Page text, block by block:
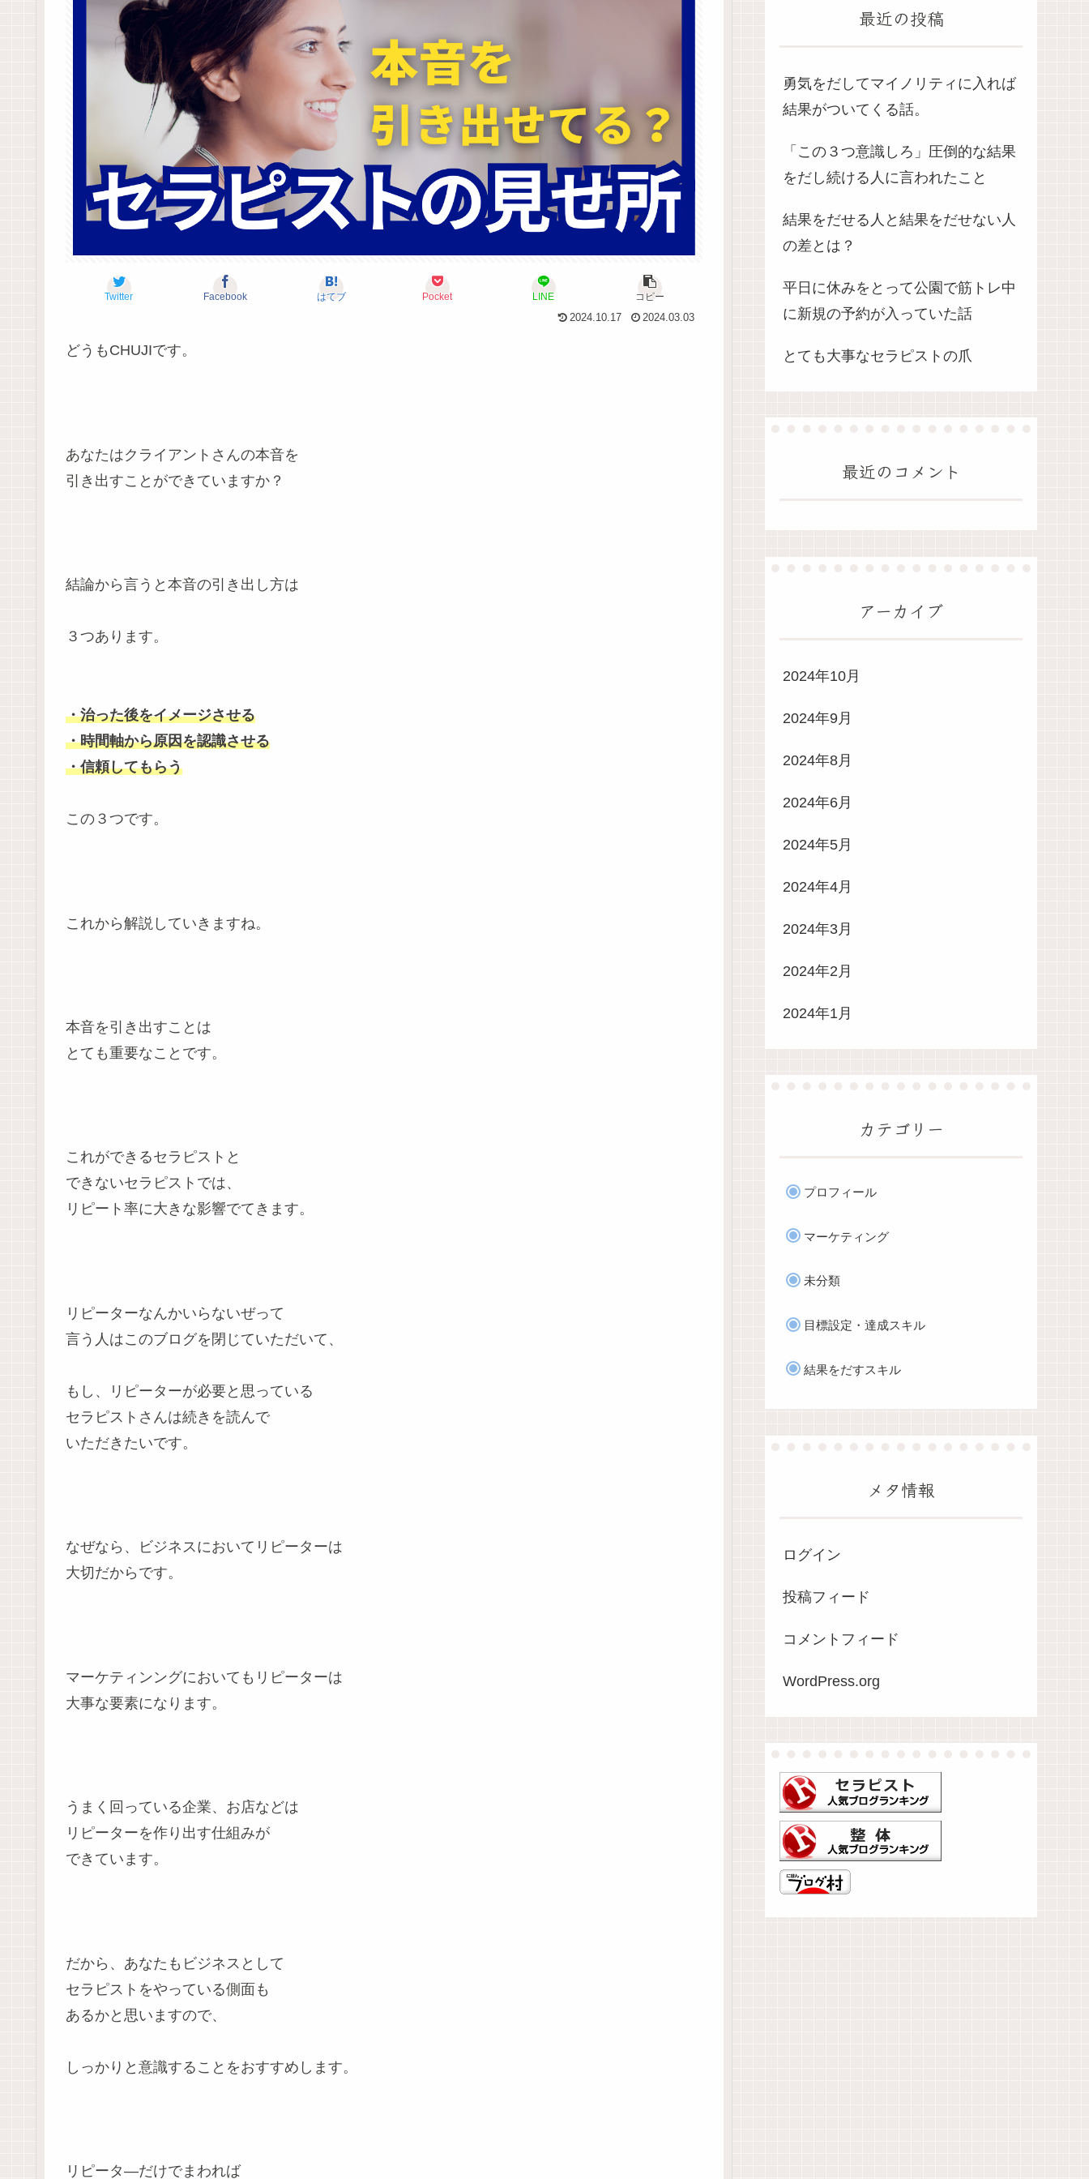
Twitter Facebook はてブ Pocket LINE
コピー
2024.10.17
2024.03.03
どうもCHUJIです。
あなたはクライアントさんの本音を
引き出すことができていますか？
結論から言うと本音の引き出し方は
３つあります。
・治った後をイメージさせる
・時間軸から原因を認識させる
・信頼してもらう
この３つです。
これから解説していきますね。
本音を引き出すことは
とても重要なことです。
これができるセラピストと
できないセラピストでは、
リピート率に大きな影響でてきます。
リピーターなんかいらないぜって
言う人はこのブログを閉じていただいて、
もし、リピーターが必要と思っている
セラピストさんは続きを読んで
いただきたいです。
なぜなら、ビジネスにおいてリピーターは
大切だからです。
マーケティンングにおいてもリピーターは
大事な要素になります。
うまく回っている企業、お店などは
リピーターを作り出す仕組みが
できています。
だから、あなたもビジネスとして
セラピストをやっている側面も
あるかと思いますので、
しっかりと意識することをおすすめします。
リピータ―だけでまわれば
最近の投稿
勇気をだしてマイノリティに入れば
結果がついてくる話。
「この３つ意識しろ」圧倒的な結果
をだし続ける人に言われたこと
結果をだせる人と結果をだせない人
の差とは？
平日に休みをとって公園で筋トレ中
に新規の予約が入っていた話
とても大事なセラピストの爪
最近のコメント
アーカイブ
2024年10月
2024年9月
2024年8月
2024年6月
2024年5月
2024年4月
2024年3月
2024年2月
2024年1月
カテゴリー
プロフィール
マーケティング
未分類
目標設定・達成スキル
結果をだすスキル
メタ情報
ログイン
投稿フィード
コメントフィード
WordPress.org